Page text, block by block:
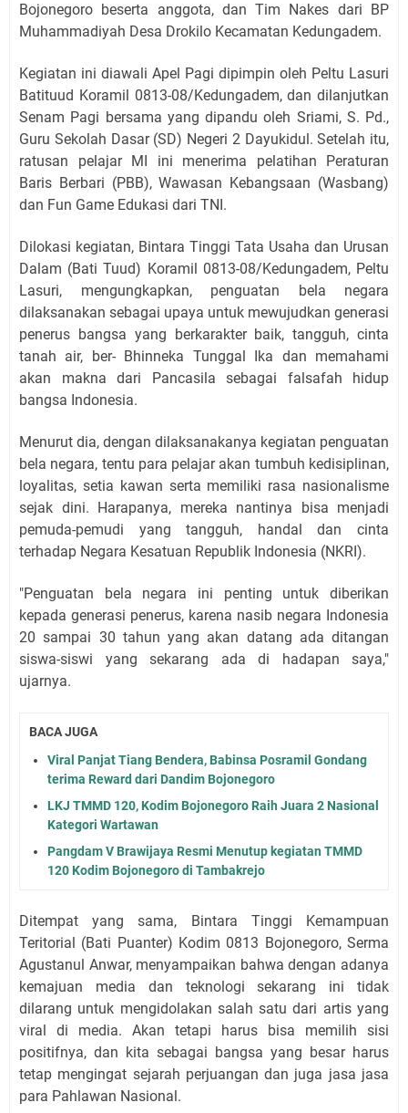
Bojonegoro beserta anggota, dan Tim Nakes dari BP
Muhammadiyah Desa Drokilo Kecamatan Kedungadem.
Kegiatan ini diawali Apel Pagi dipimpin oleh Peltu Lasuri
Batituud Koramil 0813-08/Kedungadem, dan dilanjutkan
Senam Pagi bersama yang dipandu oleh Sriami, S. Pd.,
Guru Sekolah Dasar (SD) Negeri 2 Dayukidul. Setelah itu,
ratusan pelajar MI ini menerima pelatihan Peraturan
Baris Berbari (PBB), Wawasan Kebangsaan (Wasbang)
dan Fun Game Edukasi dari TNI.
Dilokasi kegiatan, Bintara Tinggi Tata Usaha dan Urusan
Dalam (Bati Tuud) Koramil 0813-08/Kedungadem, Peltu
Lasuri, mengungkapkan, penguatan bela negara
dilaksanakan sebagai upaya untuk mewujudkan generasi
penerus bangsa yang berkarakter baik, tangguh, cinta
tanah air, ber- Bhinneka Tunggal Ika dan memahami
akan makna dari Pancasila sebagai falsafah hidup
bangsa Indonesia.
Menurut dia, dengan dilaksanakanya kegiatan penguatan
bela negara, tentu para pelajar akan tumbuh kedisiplinan,
loyalitas, setia kawan serta memiliki rasa nasionalisme
sejak dini. Harapanya, mereka nantinya bisa menjadi
pemuda-pemudi yang tangguh, handal dan cinta
terhadap Negara Kesatuan Republik Indonesia (NKRI).
"Penguatan bela negara ini penting untuk diberikan
kepada generasi penerus, karena nasib negara Indonesia
20 sampai 30 tahun yang akan datang ada ditangan
siswa-siswi yang sekarang ada di hadapan saya,"
ujarnya.
BACA JUGA
Viral Panjat Tiang Bendera, Babinsa Posramil Gondang
terima Reward dari Dandim Bojonegoro
LKJ TMMD 120, Kodim Bojonegoro Raih Juara 2 Nasional
Kategori Wartawan
Pangdam V Brawijaya Resmi Menutup kegiatan TMMD
120 Kodim Bojonegoro di Tambakrejo
Ditempat yang sama, Bintara Tinggi Kemampuan
Teritorial (Bati Puanter) Kodim 0813 Bojonegoro, Serma
Agustanul Anwar, menyampaikan bahwa dengan adanya
kemajuan media dan teknologi sekarang ini tidak
dilarang untuk mengidolakan salah satu dari artis yang
viral di media. Akan tetapi harus bisa memilih sisi
positifnya, dan kita sebagai bangsa yang besar harus
tetap mengingat sejarah perjuangan dan juga jasa jasa
para Pahlawan Nasional.